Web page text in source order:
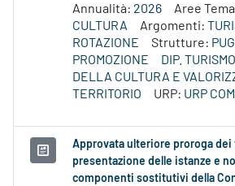
Annualità: 2026 Aree
CULTURA
Argomenti:
ROTAZIONE
Strutture:
PROMOZIONE
DIP.
DELLA CULTURA E
TERRITORIO
URP: URP
Approvata ulteriore proroga dei
presentazione delle istanze e
componenti sostitutivi della